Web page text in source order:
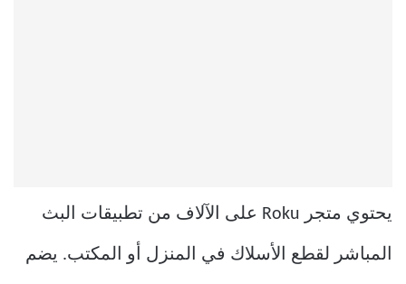
يحتوي متجر Roku على الآلاف من تطبيقات البث
المباشر لقطع الأسلاك في المنزل أو المكتب. يضم